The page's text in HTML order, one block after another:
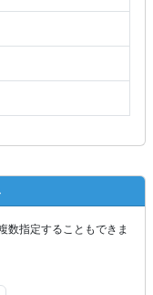
数指定することもできま